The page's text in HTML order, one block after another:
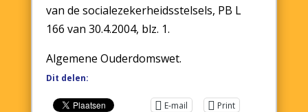
van de socialezekerheidsstelsels, PB L
166 van 30.4.2004, blz. 1.
Algemene Ouderdomswet.
Dit delen:
E-mail Print